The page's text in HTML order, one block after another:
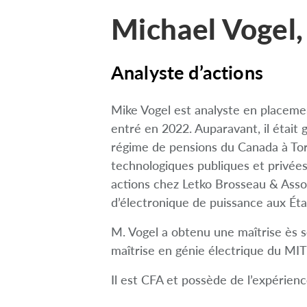
Michael
Analyste d’actions
Mike Vogel est analyste en
entré en 2022. Auparavant, il était
régime de pensions du Canada à
technologiques publiques et
actions chez Letko Brosseau &
d’électronique de puissance aux
M. Vogel a obtenu une maîtrise ès
maîtrise en génie électrique du
Il est CFA et possède de